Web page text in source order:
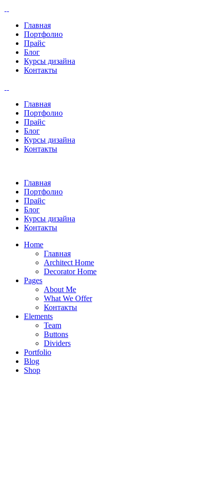
Главная
Портфолио
Прайс
Блог
Курсы дизайна
Контакты
Главная
Портфолио
Прайс
Блог
Курсы дизайна
Контакты
Главная
Портфолио
Прайс
Блог
Курсы дизайна
Контакты
Home
Главная
Architect Home
Decorator Home
Pages
About Me
What We Offer
Контакты
Elements
Team
Buttons
Dividers
Portfolio
Blog
Shop
Реализация дизайн проекта в ЖК “Art” 70 м2